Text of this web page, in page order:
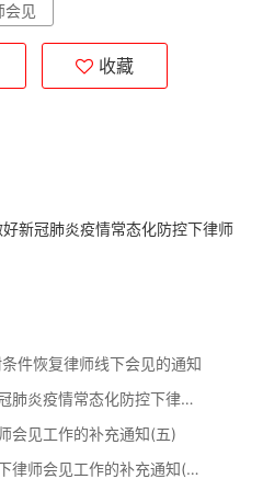
会见
收藏
新冠肺炎疫情常态化防控下律师
件恢复律师线下会见的通知
南京市公安局《关于做好新冠肺炎疫情常态化防控下律师现场会见工作的通知》
会见工作的补充通知(五)
南京市做好疫情防控常态化下律师会见工作的补充通知(四)